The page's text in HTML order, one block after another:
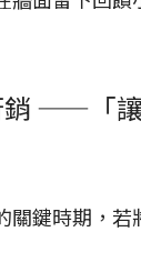
——「
關鍵時期，